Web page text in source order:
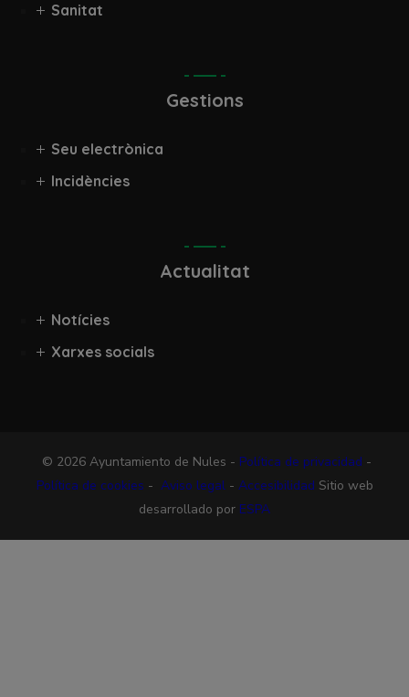
Sanitat
Gestions
Seu electrònica
Incidències
Actualitat
Notícies
Xarxes socials
© 2026 Ayuntamiento de Nules - Política de privacidad -
Política de cookies - Aviso legal- Accesibilidad Sitio web
desarrollado por ESPA